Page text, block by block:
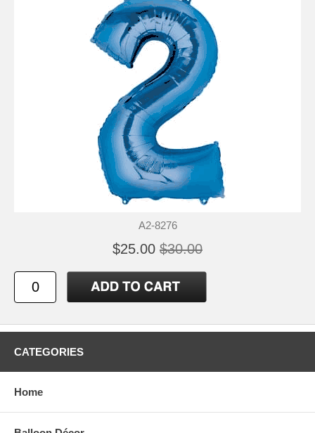
A2-8276
$25.00 $30.00
CATEGORIES
Home